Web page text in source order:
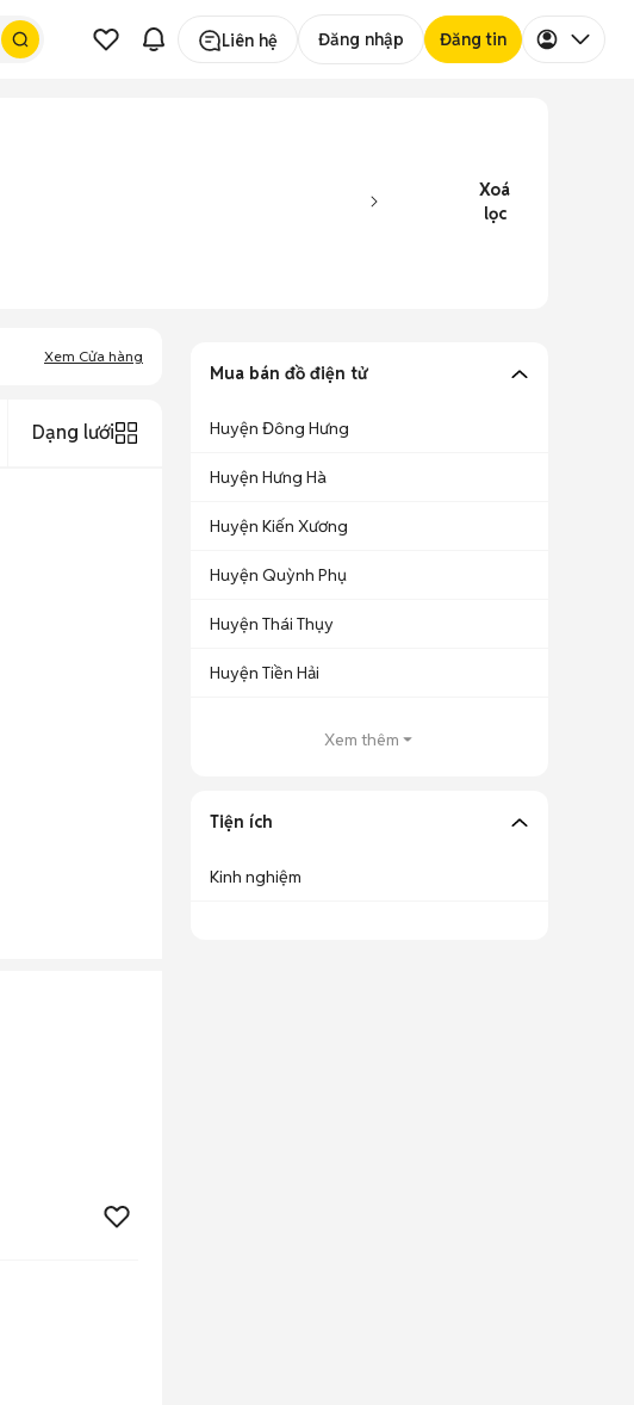
Liên hệ Đăng nhập Đăng tin
Xoá
lọc
Xem Cửa hàng
Dạng lưới
Mua bán đồ điện tử
Huyện Đông Hưng
Huyện Hưng Hà
Huyện Kiến Xương
Huyện Quỳnh Phụ
Huyện Thái Thụy
Huyện Tiền Hải
Xem thêm
Tiện ích
Kinh nghiệm